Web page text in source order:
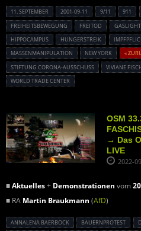
11. SEPTEMBER 2001-09-11 9/11 911
FREIHEITSBEWEGUNG
FREITOD
HIPPOCAMPUS
HUNGERSTREIK
MASSENMANIPULATION
NEW YORK «
STIFTUNG CORONA-AUSSCHUSS
VIVIANE
WORLD TRADE CENTER
OSM
→ Das
LIVE
2022-
■Aktuelles+ Demonstrationen vom
■ RA Martin Braukmann (AfD)
ANNALENA BAERBOCK BAUERNPROTEST